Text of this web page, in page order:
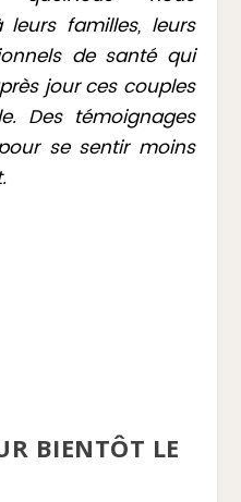
leurs familles, leurs
de santé qui
jour ces couples
Des témoignages
se sentir moins
BIENTÔT LE